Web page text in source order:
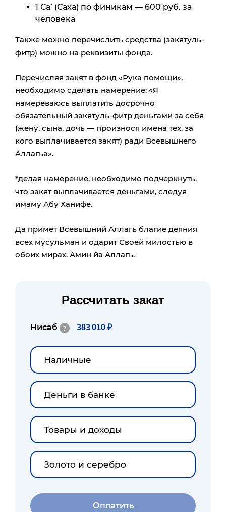
1 Са’ (Саха) по финикам — 600 руб. за
человека
Также можно перечислить средства (закятуль-
фитр) можно на реквизиты фонда.
Перечисляя закят в фонд «Рука помощи»,
необходимо сделать намерение: «Я
намереваюсь выплатить досрочно
обязательный закятуль-фитр деньгами за себя
(жену, сына, дочь — произнося имена тех, за
кого выплачивается закят) ради Всевышнего
Аллагьа».
*делая намерение, необходимо подчеркнуть,
что закят выплачивается деньгами, следуя
имаму Абу Ханифе.
Да примет Всевышний Аллагь благие деяния
всех мусульман и одарит Своей милостью в
обоих мирах. Амин йа Аллагь.
Рассчитать закат
Нисаб ? 383 010 ₽
Оплатить